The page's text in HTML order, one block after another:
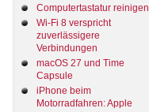
Computertastatur reinigen
Wi-Fi 8 verspricht
zuverlässigere
Verbindungen
macOS 27 und Time
Capsule
iPhone beim
Motorradfahren: Apple